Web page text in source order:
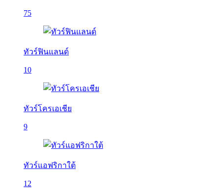
75
ทัวร์ฟินแลนด์
10
ทัวร์โครเอเชีย
9
ทัวร์แอฟริกาใต้
12